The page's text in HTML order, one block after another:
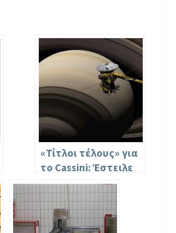
«Τίτλοι τέλους» για
το Cassini: Έστειλε
το τελευταίο του
σήμα στη Γη και
αυτοκαταστράφηκ
ε